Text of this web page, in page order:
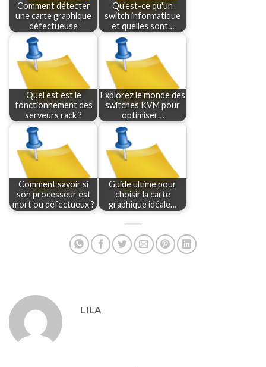
Comment détecter
une carte graphique
défectueuse
Qu'est-ce qu'un
switch informatique
et quelles sont…
Quel est est le
fonctionnement des
serveurs rack ?
Explorez le monde des
switches KVM pour
optimiser…
Comment savoir si
son processeur est
mort ou défectueux ?
Guide ultime pour
choisir la carte
graphique idéale…
LILA